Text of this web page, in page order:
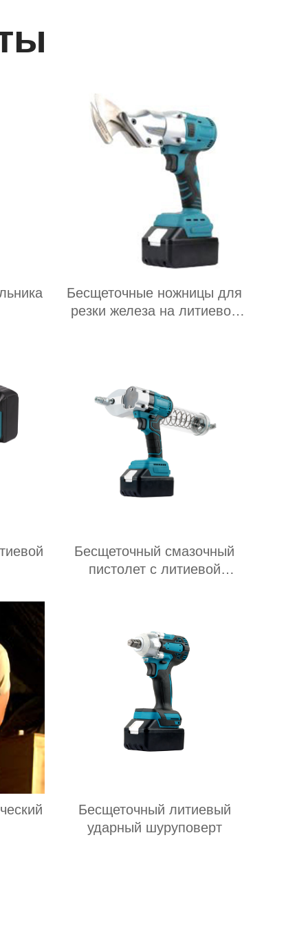
Бесщеточные ножницы для
резки железа на литиевой
Бесщеточный смазочный
пистолет с литиевой
Бесщеточный литиевый
ударный шуруповерт